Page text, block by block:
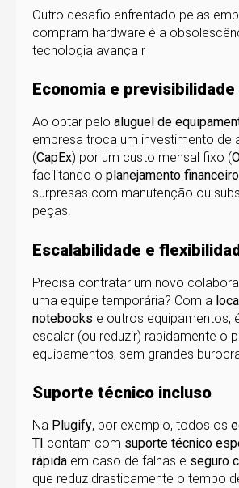
Outro desafio enfrentado pelas
compram hardware é a
tecnologia avança r
Economia e
Ao optar pelo aluguel de
empresa troca um investimento de
(CapEx) por um custo mensal fixo (
facilitando o planejamento financeiro
surpresas com manutenção ou
peças.
Escalabilidade e
Precisa contratar um novo
uma equipe temporária? Com a
notebooks e outros equipamentos,
escalar (ou reduzir) rapidamente o
equipamentos, sem grandes
Suporte técnico incluso
Na Plugify, por exemplo, todos os
TI contam com suporte técnico
rápida em caso de falhas e seguro
que reduz drasticamente o tempo